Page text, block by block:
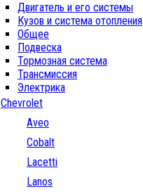
Двигатель и его системы
Кузов и система отопления
Общее
Подвеска
Тормозная система
Трансмиссия
Электрика
Chevrolet
Aveo
Cobalt
Lacetti
Lanos